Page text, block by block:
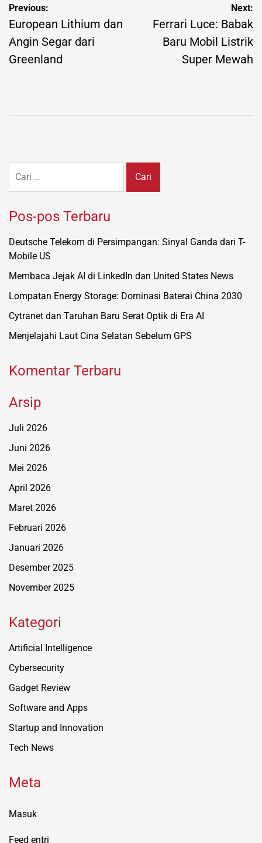
Navigasi
pos
Previous:
European Lithium dan
Angin Segar dari
Greenland
Next:
Ferrari Luce: Babak
Baru Mobil Listrik
Super Mewah
untuk:
Pos-pos Terbaru
Deutsche Telekom di Persimpangan: Sinyal Ganda dari T-
Mobile US
Membaca Jejak AI di LinkedIn dan United States News
Lompatan Energy Storage: Dominasi Baterai China 2030
Cytranet dan Taruhan Baru Serat Optik di Era AI
Menjelajahi Laut Cina Selatan Sebelum GPS
Komentar Terbaru
Arsip
Juli 2026
Juni 2026
Mei 2026
April 2026
Maret 2026
Februari 2026
Januari 2026
Desember 2025
November 2025
Kategori
Artificial Intelligence
Cybersecurity
Gadget Review
Software and Apps
Startup and Innovation
Tech News
Meta
Masuk
Feed entri